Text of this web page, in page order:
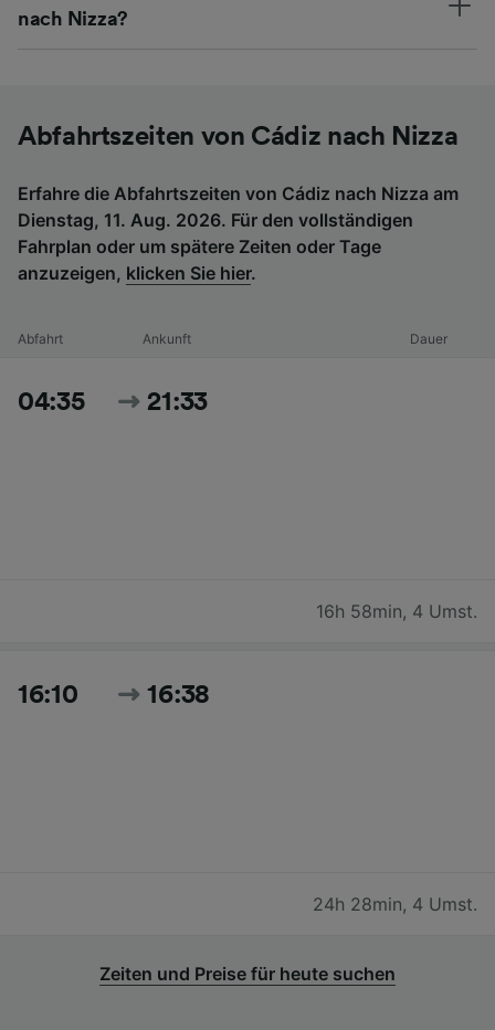
nach Nizza?
Abfahrtszeiten von Cádiz nach Nizza
Erfahre die Abfahrtszeiten von Cádiz nach Nizza am
Dienstag, 11. Aug. 2026. Für den vollständigen
Fahrplan oder um spätere Zeiten oder Tage
anzuzeigen, klicken Sie hier.
Abfahrt Ankunft Dauer
04:35 21:33
16h 58min, 4 Umst.
16:10 16:38
24h 28min, 4 Umst.
Zeiten und Preise für heute suchen